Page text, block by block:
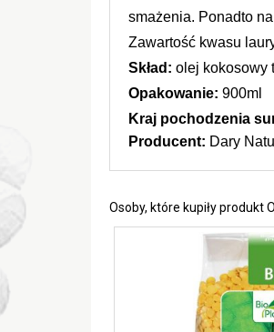
smażenia. Ponadto
Zawartość kwasu
Skład: olej kokosowy
Opakowanie: 900ml
Kraj pochodzenia
Producent: Dary
Osoby, które kupiły produkt